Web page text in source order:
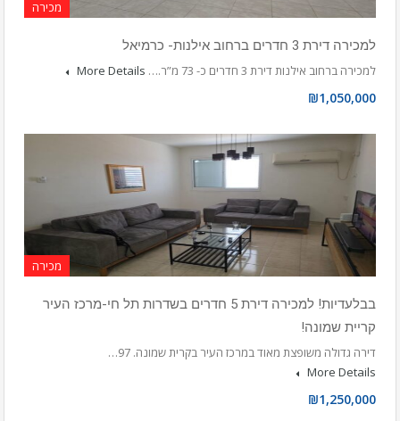
מכירה
למכירה דירת 3 חדרים ברחוב אילנות- כרמיאל
למכירה ברחוב אילנות דירת 3 חדרים כ- 73 מ”ר.…
More Details
₪1,050,000
מכירה
בבלעדיות! למכירה דירת 5 חדרים בשדרות תל חי-מרכז העיר
קריית שמונה!
דירה גדולה משופצת מאוד במרכז העיר בקרית שמונה. 97…
More Details
₪1,250,000